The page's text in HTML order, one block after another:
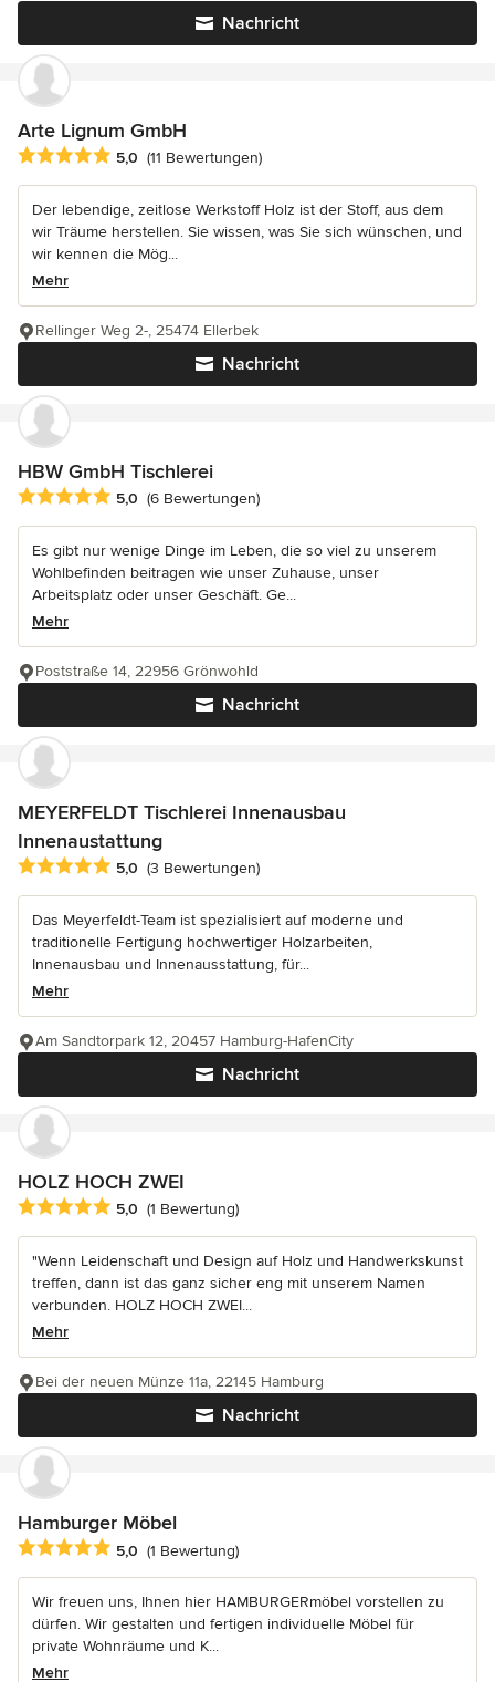
Nachricht
Arte Lignum GmbH
Durchschnittliche Bewertung: 5 von 5 Sternen
5,0 (11 Bewertungen)
Der lebendige, zeitlose Werkstoff Holz ist der Stoff, aus dem
wir Träume herstellen. Sie wissen, was Sie sich wünschen, und
wir kennen die Mög...
Mehr
Nachricht
Rellinger Weg 2-, 25474 Ellerbek
HBW GmbH Tischlerei
Durchschnittliche Bewertung: 5 von 5 Sternen
5,0 (6 Bewertungen)
Es gibt nur wenige Dinge im Leben, die so viel zu unserem
Wohlbefinden beitragen wie unser Zuhause, unser
Arbeitsplatz oder unser Geschäft. Ge...
Mehr
Nachricht
Poststraße 14, 22956 Grönwohld
MEYERFELDT Tischlerei Innenausbau
Innenaustattung
Durchschnittliche Bewertung: 5 von 5 Sternen
5,0 (3 Bewertungen)
Das Meyerfeldt-Team ist spezialisiert auf moderne und
traditionelle Fertigung hochwertiger Holzarbeiten,
Innenausbau und Innenausstattung, für...
Mehr
Nachricht
Am Sandtorpark 12, 20457 Hamburg-HafenCity
HOLZ HOCH ZWEI
Durchschnittliche Bewertung: 5 von 5 Sternen
5,0 (1 Bewertung)
"Wenn Leidenschaft und Design auf Holz und Handwerkskunst
treffen, dann ist das ganz sicher eng mit unserem Namen
verbunden. HOLZ HOCH ZWEI...
Mehr
Nachricht
Bei der neuen Münze 11a, 22145 Hamburg
Hamburger Möbel
Durchschnittliche Bewertung: 5 von 5 Sternen
5,0 (1 Bewertung)
Wir freuen uns, Ihnen hier HAMBURGERmöbel vorstellen zu
dürfen. Wir gestalten und fertigen individuelle Möbel für
private Wohnräume und K...
Mehr